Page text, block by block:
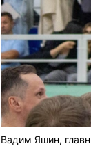
Вадим Яшин,